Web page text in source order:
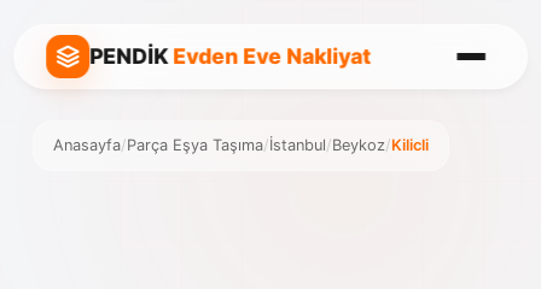
PENDİKEvden Eve Nakliyat
Anasayfa/Parça Eşya Taşıma/İstanbul/Beykoz/Kilicli